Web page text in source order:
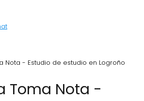
Nota - Estudio de estudio en Logroño